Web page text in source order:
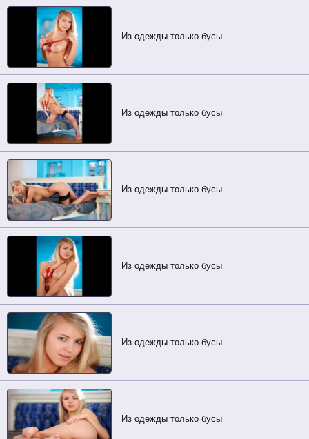
Из одежды только бусы
Из одежды только бусы
Из одежды только бусы
Из одежды только бусы
Из одежды только бусы
Из одежды только бусы